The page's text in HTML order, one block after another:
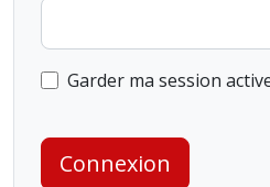
Garder ma session
Connexion